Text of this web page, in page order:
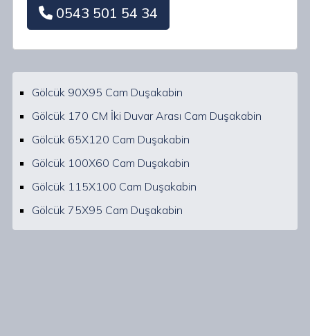
0543 501 54 34
Gölcük 90X95 Cam Duşakabin
Gölcük 170 CM İki Duvar Arası Cam Duşakabin
Gölcük 65X120 Cam Duşakabin
Gölcük 100X60 Cam Duşakabin
Gölcük 115X100 Cam Duşakabin
Gölcük 75X95 Cam Duşakabin